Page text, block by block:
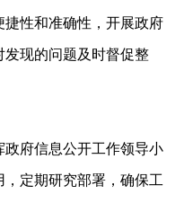
性和准确性，开展政府
发现的问题及时督促整
府信息公开工作领导小
定期研究部署，确保工